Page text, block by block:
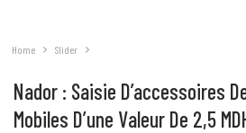
Home Slider
Nador : Saisie D’accessoires
Mobiles D’une Valeur De 2,5